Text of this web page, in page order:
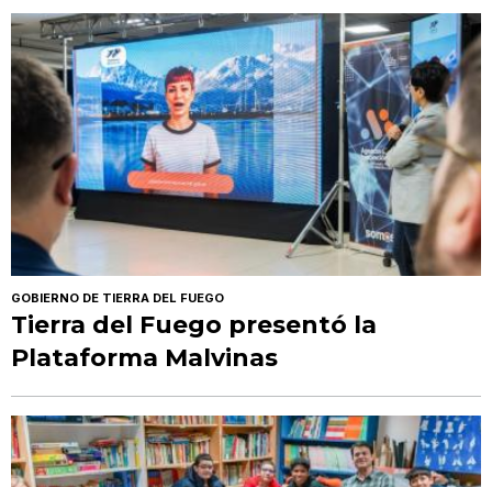
GOBIERNO DE TIERRA DEL FUEGO
Tierra del Fuego presentó la
Plataforma Malvinas